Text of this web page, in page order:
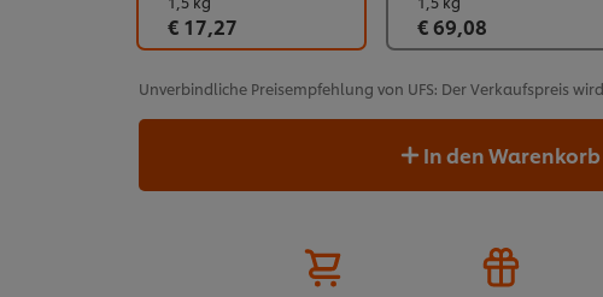
€ 17,27 € 69,08
Unverbindliche Preisempfehlung von UFS: Der Verkaufspreis
In den Warenkorb